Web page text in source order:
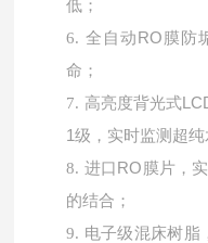
低；
6. 全自动RO膜防
命；
7. 高亮度背光式
1级，实时监测超纯
8. 进口RO膜片，
的结合；
9. 电子级混床树脂